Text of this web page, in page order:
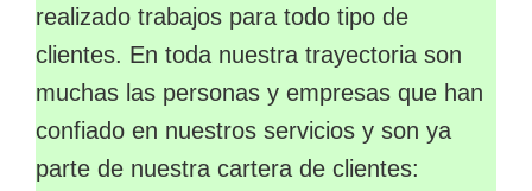
realizado trabajos para todo tipo de
clientes. En toda nuestra trayectoria son
muchas las personas y empresas que han
confiado en nuestros servicios y son ya
parte de nuestra cartera de clientes: